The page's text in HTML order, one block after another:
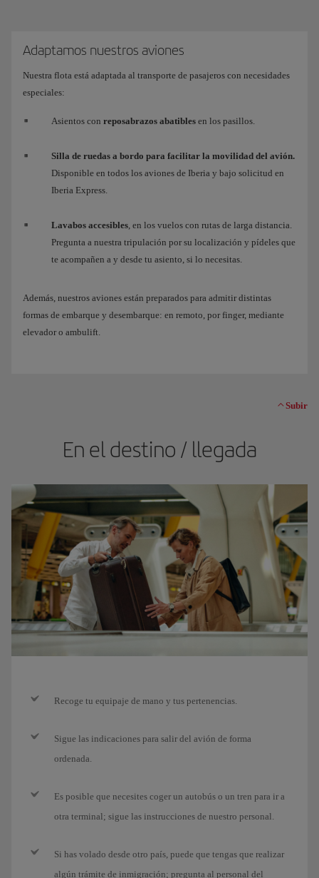
Adaptamos nuestros aviones
Nuestra flota está adaptada al transporte de pasajeros con necesidades
especiales:
Asientos con reposabrazos abatibles en los pasillos.
Silla de ruedas a bordo para facilitar la movilidad del avión.
Disponible en todos los aviones de Iberia y bajo solicitud en
Iberia Express.
Lavabos accesibles, en los vuelos con rutas de larga distancia.
Pregunta a nuestra tripulación por su localización y pídeles que
te acompañen a y desde tu asiento, si lo necesitas.
Además, nuestros aviones están preparados para admitir distintas
formas de embarque y desembarque: en remoto, por finger, mediante
elevador o ambulift.
Subir
En el destino / llegada
Recoge tu equipaje de mano y tus pertenencias.
Sigue las indicaciones para salir del avión de forma
ordenada.
Es posible que necesites coger un autobús o un tren para ir a
otra terminal; sigue las instrucciones de nuestro personal.
Si has volado desde otro país, puede que tengas que realizar
algún trámite de inmigración; pregunta al personal del